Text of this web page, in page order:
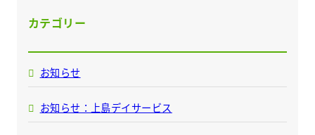
カテゴリー
お知らせ
お知らせ：上島デイサービス